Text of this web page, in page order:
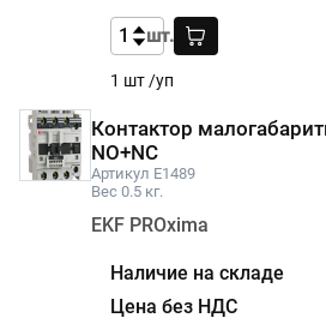
1 шт /уп
шт.
Контактор
NO+NC
Артикул E1489
Вес 0.5 кг.
EKF PROxima